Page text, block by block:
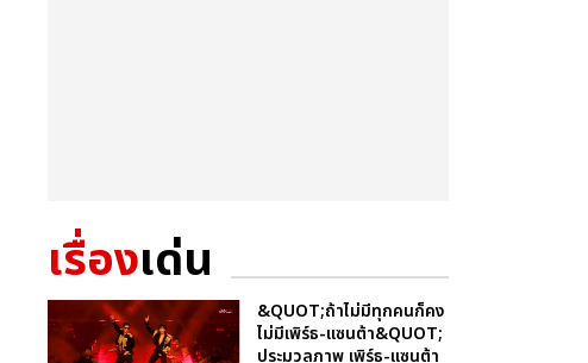
เรื่องเด่น
&QUOT;ถ้าไม่มีทุกคนก็คง
ไม่มีเพิร์ธ-แซนต้า&QUOT;
ประมวลภาพ เพิร์ธ-แซนต้า